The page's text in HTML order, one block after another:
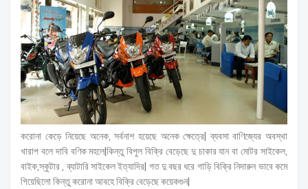
করোনা কেড়ে নিয়েছে অনেক, সর্বনাশ হয়েছে অনেক ক্ষেত্রে| ব্যবসা বাণিজ্যের অবস্থা
খারাপ বলে দাবি বণিক মহলে|কিন্তু বিপুল বিক্রি বেড়েছে দু চাকার যান বা মোটর সাইকেল,
বাইক,স্কুটার , ব্যাটারি সাইকেল ইত্যাদির| গত দু বছর ধরে গাড়ি বিক্রি নিদারুন ভাবে কমে
গিয়েছিলো কিন্তু করোনা আবহে বিক্রি বেড়েছে কয়েকগুন|